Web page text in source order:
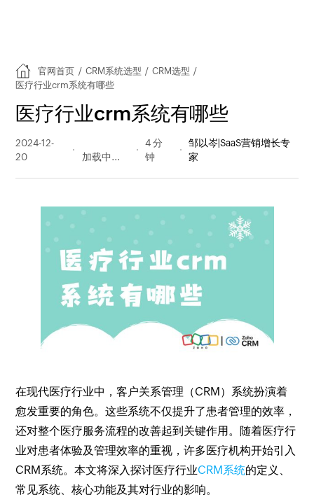
官网首页 / CRM系统选型 / CRM选型 /
医疗行业crm系统有哪些
医疗行业crm系统有哪些
2024-12-
20
量
4 分
钟
邹以岑|SaaS营销增长专
家
在现代医疗行业中，客户关系管理（CRM）系统扮演着
愈发重要的角色。这些系统不仅提升了患者管理的效率，
还对整个医疗服务流程的改善起到关键作用。随着医疗行
业对患者体验及管理效率的重视，许多医疗机构开始引入
CRM系统。本文将深入探讨医疗行业CRM系统的定义、
常见系统、核心功能及其对行业的影响。